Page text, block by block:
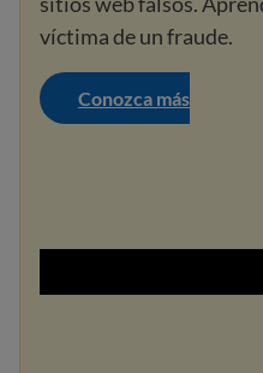
víctima de un fraude.
Conozca más